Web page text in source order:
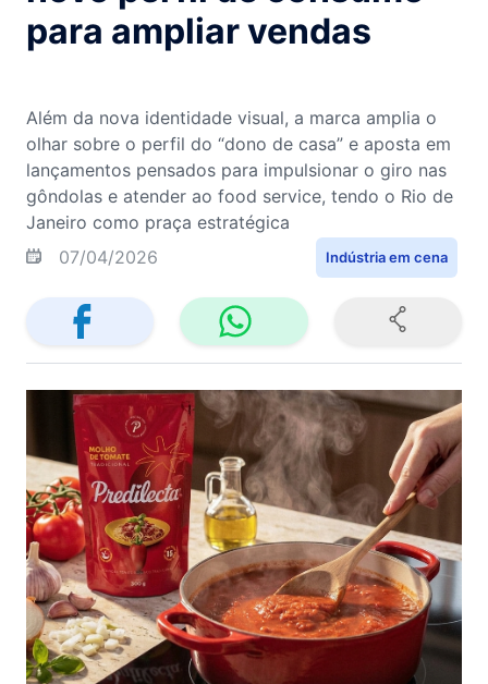
para ampliar vendas
Além da nova identidade visual, a marca amplia o
olhar sobre o perfil do “dono de casa” e aposta em
lançamentos pensados para impulsionar o giro nas
gôndolas e atender ao food service, tendo o Rio de
Janeiro como praça estratégica
07/04/2026
Indústria em cena